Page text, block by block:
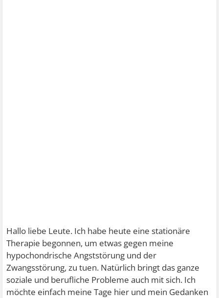
Hallo liebe Leute. Ich habe heute eine stationäre
Therapie begonnen, um etwas gegen meine
hypochondrische Angststörung und der
Zwangsstörung, zu tuen. Natürlich bringt das ganze
soziale und berufliche Probleme auch mit sich. Ich
möchte einfach meine Tage hier und mein Gedanken